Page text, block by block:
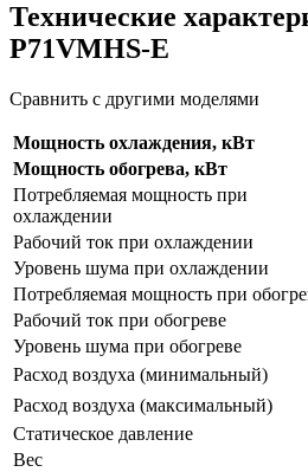
Технические
P71VMHS-E
Сравнить с другими моделями
Мощность охлаждения, кВт
Мощность обогрева, кВт
Потребляемая мощность при
охлаждении
Рабочий ток при охлаждении
Уровень шума при охлаждении
Потребляемая мощность при
Рабочий ток при обогреве
Уровень шума при обогреве
Расход воздуха (минимальный)
Расход воздуха (максимальный)
Статическое давление
Вес